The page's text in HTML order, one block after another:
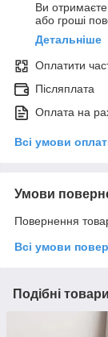
Ви
або гроші
Детальніше
Оплатити
Післяплата
Оплата на
Всі умови
Умови
Повернення
Всі умови
Подібні